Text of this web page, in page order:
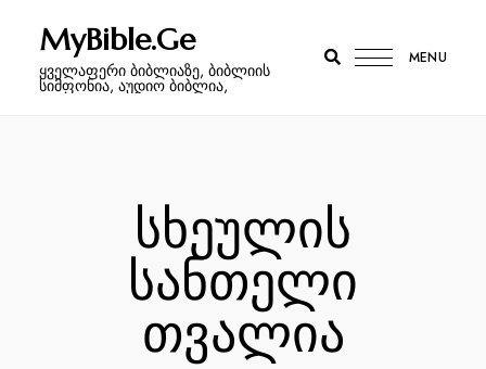
MyBible.Ge
ყველაფერი ბიბლიაზე, ბიბლიის
სიმფონია, აუდიო ბიბლია,
MENU
სხეულის
სანთელი
თვალია